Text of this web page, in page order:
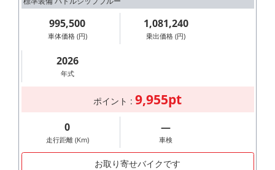
995,500
車体価格 (円)
1,081,240
乗出価格 (円)
2026
年式
ポイント : 9,955pt
0
走行距離 (Km)
―
車検
お取り寄せバイクです